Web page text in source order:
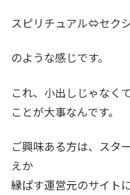
スピリチュアル⇔セク
のような感じです。
これ、小出しじゃなく
ことが大事なんです。
ご興味ある方は、ス
えか
縁ぱす運営元のサイト